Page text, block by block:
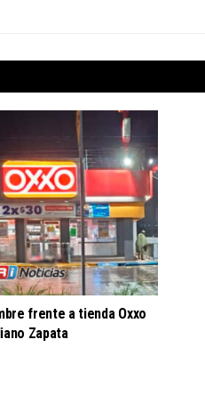
frente a tienda Oxxo
Zapata